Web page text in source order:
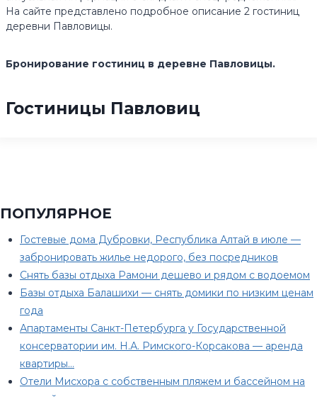
На сайте представлено подробное описание 2 гостиниц
деревни Павловицы.
Бронирование гостиниц в деревне Павловицы.
Гостиницы Павловиц
ПОПУЛЯРНОЕ
Гостевые дома Дубровки, Республика Алтай в июле —
забронировать жилье недорого, без посредников
Снять базы отдыха Рамони дешево и рядом с водоемом
Базы отдыха Балашихи — снять домики по низким ценам
года
Апартаменты Санкт-Петербурга у Государственной
консерватории им. Н.А. Римского-Корсакова — аренда
квартиры…
Отели Мисхора с собственным пляжем и бассейном на